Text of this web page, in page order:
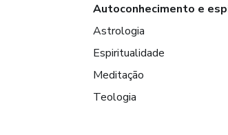
Autoconhecimento e
Astrologia
Espiritualidade
Meditação
Teologia